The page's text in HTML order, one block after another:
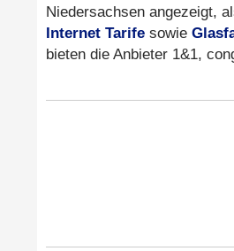
Niedersachsen angezeigt,
Internet Tarife sowie
bieten die Anbieter 1&1,